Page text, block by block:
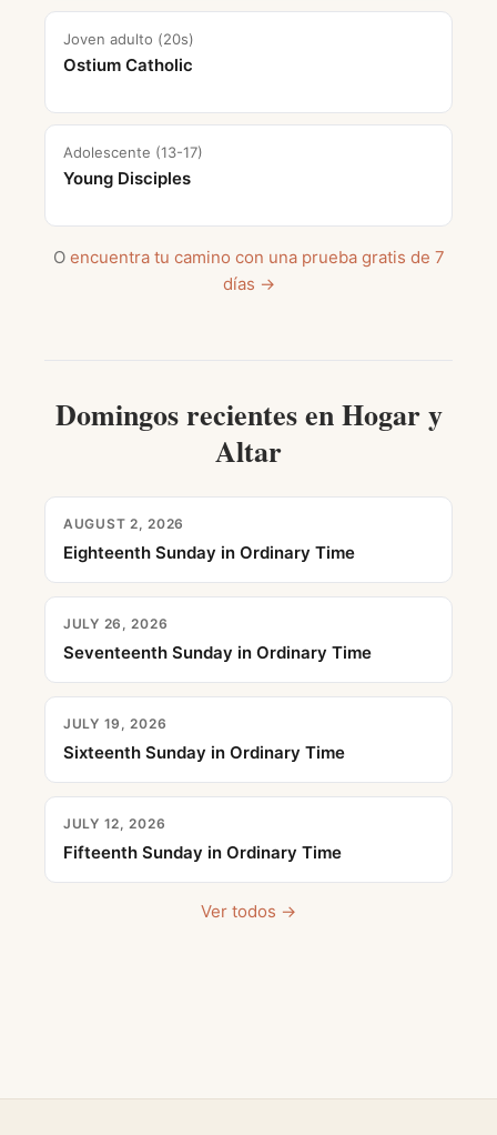
Joven adulto (20s)
Ostium Catholic
Adolescente (13-17)
Young Disciples
O encuentra tu camino con una prueba gratis de 7
días →
Domingos recientes en Hogar y
Altar
AUGUST 2, 2026
Eighteenth Sunday in Ordinary Time
JULY 26, 2026
Seventeenth Sunday in Ordinary Time
JULY 19, 2026
Sixteenth Sunday in Ordinary Time
JULY 12, 2026
Fifteenth Sunday in Ordinary Time
Ver todos →